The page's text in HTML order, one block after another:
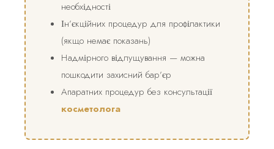
необхідності
Ін’єкційних процедур для профілактики
(якщо немає показань)
Надмірного відлущування — можна
пошкодити захисний бар’єр
Апаратних процедур без консультації
косметолога